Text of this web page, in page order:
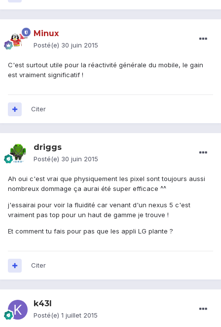
Minux
Posté(e) 30 juin 2015
C'est surtout utile pour la réactivité générale du mobile, le gain
est vraiment significatif !
Citer
driggs
Posté(e) 30 juin 2015
Ah oui c'est vrai que physiquement les pixel sont toujours aussi
nombreux dommage ça aurai été super efficace ^^
j'essairai pour voir la fluidité car venant d'un nexus 5 c'est
vraiment pas top pour un haut de gamme je trouve !
Et comment tu fais pour pas que les appli LG plante ?
Citer
k43l
Posté(e) 1 juillet 2015